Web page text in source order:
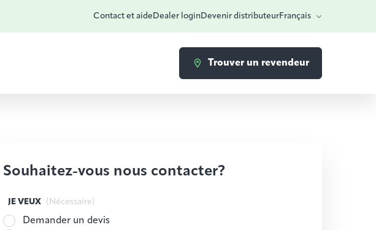
Contact et aideDealer loginDevenir distributeurFrançais
Trouver un revendeur
Souhaitez-vous nous contacter?
JE VEUX (Nécessaire)
Demander un devis